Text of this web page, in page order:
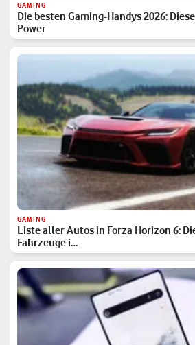
GAMING
Die besten Gaming-Handys 2026:
Power
GAMING
Liste aller Autos in Forza Horizon 6:
Fahrzeuge i…